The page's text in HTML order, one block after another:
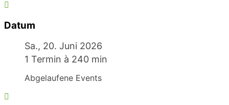
Datum
Sa., 20. Juni 2026
1 Termin à 240 min
Abgelaufene Events